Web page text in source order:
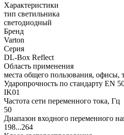
Характеристики
тип светильника
светодиодный
Бренд
Varton
Серия
DL-Box Reflect
Область применения
места общего пользования, офисы,
Ударопрочность по стандарту EN
IK01
Частота сети переменного тока, Гц
50
Диапазон входного переменного
198...264